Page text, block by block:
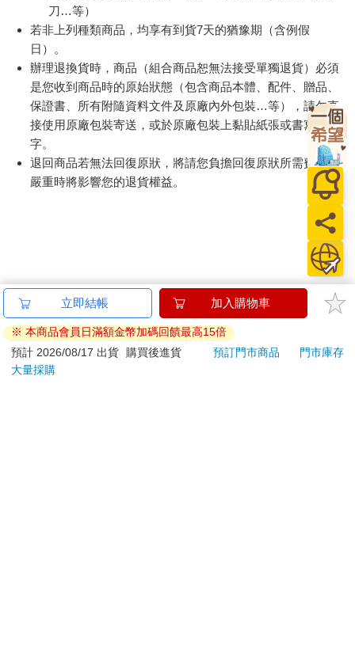
刀…等）
若非上列種類商品，均享有到貨7天的猶豫期（含例假
日）。
辦理退換貨時，商品（組合商品恕無法接受單獨退貨）必須
是您收到商品時的原始狀態（包含商品本體、配件、贈品、
保證書、所有附隨資料文件及原廠內外包裝…等），請勿直
接使用原廠包裝寄送，或於原廠包裝上黏貼紙張或書寫文
字。
退回商品若無法回復原狀，將請您負擔回復原狀所需費用，
嚴重時將影響您的退貨權益。
立即結帳 加入購物車
※ 本商品會員日滿額金幣加碼回饋最高15倍
預計 2026/08/17 出貨
購買後進貨 預訂門市商品
門市庫存
大量採購